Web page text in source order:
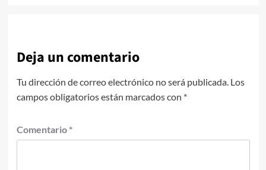
Deja un comentario
Tu dirección de correo electrónico no será publicada. Los
campos obligatorios están marcados con *
Comentario *